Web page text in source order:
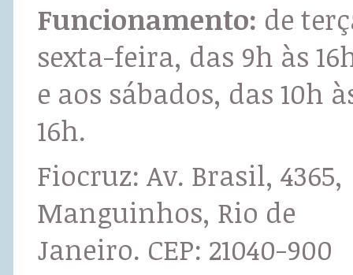
Funcionamento: de
sexta-feira, das 9h às
e aos sábados, das 10h
16h.
Fiocruz: Av. Brasil, 4365,
Manguinhos, Rio de
Janeiro. CEP: 21040-900